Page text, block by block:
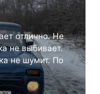
отлично. Не
не выбивает.
не шумит. По